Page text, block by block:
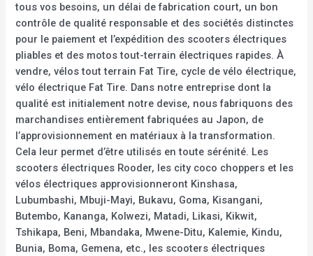
tous vos besoins, un délai de fabrication court, un bon
contrôle de qualité responsable et des sociétés distinctes
pour le paiement et l’expédition des scooters électriques
pliables et des motos tout-terrain électriques rapides. À
vendre, vélos tout terrain Fat Tire, cycle de vélo électrique,
vélo électrique Fat Tire. Dans notre entreprise dont la
qualité est initialement notre devise, nous fabriquons des
marchandises entièrement fabriquées au Japon, de
l’approvisionnement en matériaux à la transformation.
Cela leur permet d’être utilisés en toute sérénité. Les
scooters électriques Rooder, les city coco choppers et les
vélos électriques approvisionneront Kinshasa,
Lubumbashi, Mbuji-Mayi, Bukavu, Goma, Kisangani,
Butembo, Kananga, Kolwezi, Matadi, Likasi, Kikwit,
Tshikapa, Beni, Mbandaka, Mwene-Ditu, Kalemie, Kindu,
Bunia, Boma, Gemena, etc., les scooters électriques